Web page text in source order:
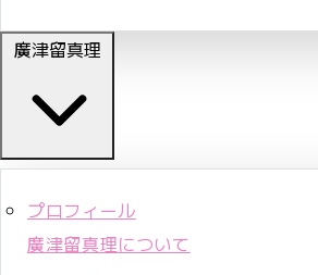
廣津留真理
プロフィール
廣津留真理について